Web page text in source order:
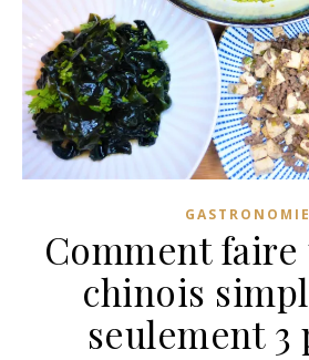
GASTRONOMIE
Comment faire
chinois
seulement 3